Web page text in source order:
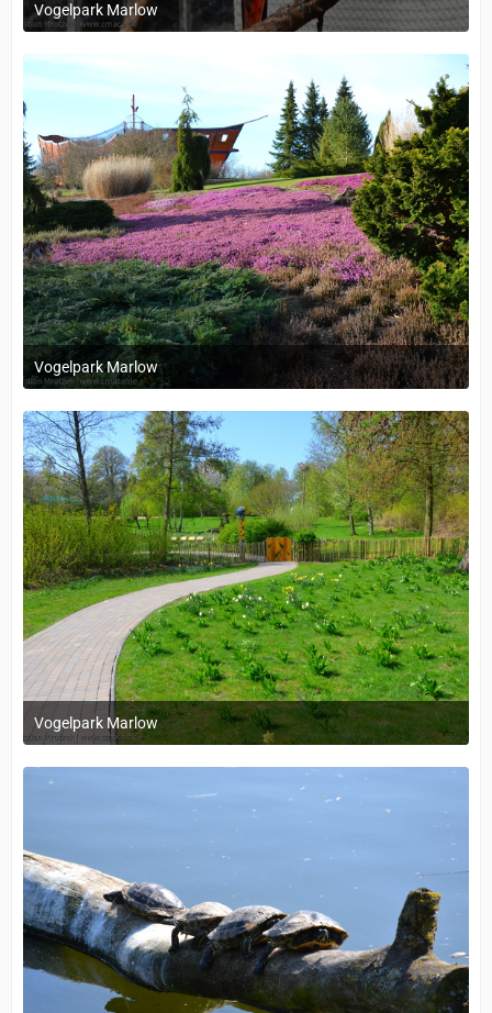
Vogelpark Marlow
1. Dezember 2023 um 11:38
Vogelpark Marlow
1. Dezember 2023 um 11:37
Vogelpark Marlow
1. Dezember 2023 um 11:37